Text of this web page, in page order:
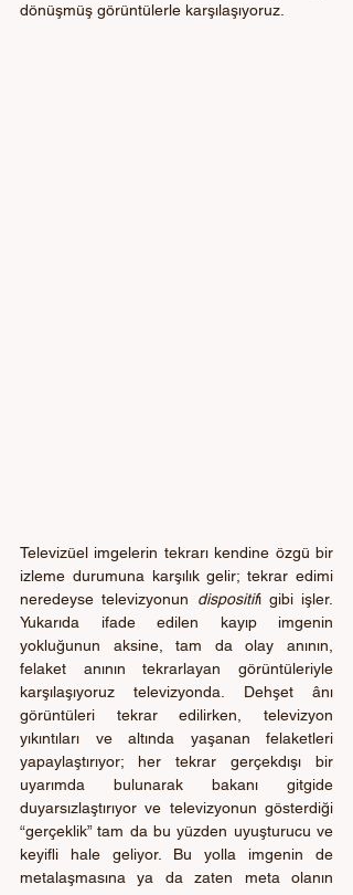
dönüşmüş görüntülerle karşılaşıyoruz.
Televizüel imgelerin tekrarı kendine özgü bir
izleme durumuna karşılık gelir; tekrar edimi
neredeyse televizyonun dispositifi gibi işler.
Yukarıda ifade edilen kayıp imgenin
yokluğunun aksine, tam da olay anının,
felaket anının tekrarlayan görüntüleriyle
karşılaşıyoruz televizyonda. Dehşet ânı
görüntüleri tekrar edilirken, televizyon
yıkıntıları ve altında yaşanan felaketleri
yapaylaştırıyor; her tekrar gerçekdışı bir
uyarımda bulunarak bakanı gitgide
duyarsızlaştırıyor ve televizyonun gösterdiği
“gerçeklik” tam da bu yüzden uyuşturucu ve
keyifli hale geliyor. Bu yolla imgenin de
metalaşmasına ya da zaten meta olanın